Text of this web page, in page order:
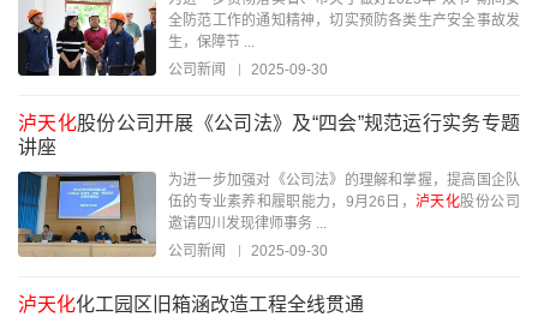
全防范工作的通知精神，切实预防各类生产安全事故发
生，保障节 ...
公司新闻
2025-09-30
泸天化股份公司开展《公司法》及“四会”规范运行实务专题
讲座
为进一步加强对《公司法》的理解和掌握，提高国企队
伍的专业素养和履职能力，9月26日， 泸天化股份公司
邀请四川发现律师事务 ...
公司新闻
2025-09-30
泸天化化工园区旧箱涵改造工程全线贯通